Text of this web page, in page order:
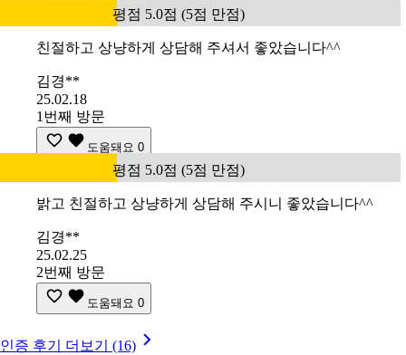
평점 5.0점 (5점 만점)
친절하고 상냥하게 상담해 주셔서 좋았습니다^^
김경**
25.02.18
1번째 방문
도움돼요 0
평점 5.0점 (5점 만점)
밝고 친절하고 상냥하게 상담해 주시니 좋았습니다^^
김경**
25.02.25
2번째 방문
도움돼요 0
인증 후기 더보기 (16)